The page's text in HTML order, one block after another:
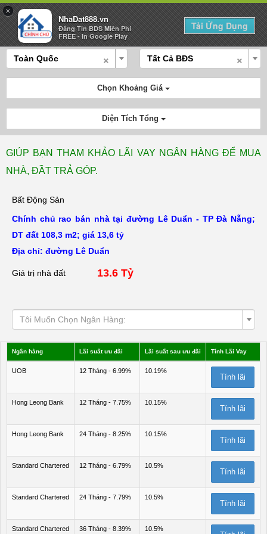
Mua Bán Cho Thuê Tính Lãi Đăng Tin
×
Toàn Quốc ×
Tất Cả BĐS
Chọn Khoảng Giá
Diện Tích Tổng
GIÚP BẠN THAM KHẢO LÃI VAY NGÂN HÀNG ĐỂ MUA
NHÀ, ĐẦT TRẢ GÓP.
Bất Động Sản
Chính chủ rao bán nhà tại đường Lê Duẩn - TP Đà Nẵng;
DT đất 108,3 m2; giá 13,6 tỷ
Địa chỉ: đường Lê Duẩn
Giá trị nhà đất 13.6 Tỷ
Tôi Muốn Chọn Ngân Hàng:
Ngân hàng Lãi suất ưu đãi Lãi suất sau ưu đãi Tính Lãi Vay
UOB 12 Tháng - 6.99% 10.19%
Tính lãi
Hong Leong Bank 12 Tháng - 7.75% 10.15%
Tính lãi
Hong Leong Bank 24 Tháng - 8.25% 10.15%
Tính lãi
Standard Chartered 12 Tháng - 6.79% 10.5%
Tính lãi
Standard Chartered 24 Tháng - 7.79% 10.5%
Tính lãi
Standard Chartered 36 Tháng - 8.39% 10.5%
×
NhaDat888.vn
Đăng Tin BDS Miên Phí
FREE - In Google Play
Tải Ứng Dụng